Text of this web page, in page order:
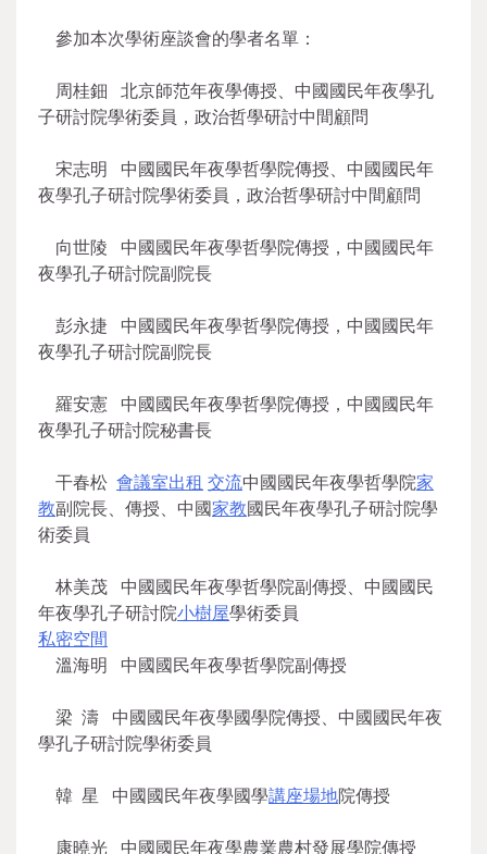
參加本次學術座談會的學者名單：
周桂鈿 北京師范年夜學傳授、中國國民年夜學孔
子研討院學術委員，政治哲學研討中間顧問
宋志明 中國國民年夜學哲學院傳授、中國國民年
夜學孔子研討院學術委員，政治哲學研討中間顧問
向世陵 中國國民年夜學哲學院傳授，中國國民年
夜學孔子研討院副院長
彭永捷 中國國民年夜學哲學院傳授，中國國民年
夜學孔子研討院副院長
羅安憲 中國國民年夜學哲學院傳授，中國國民年
夜學孔子研討院秘書長
干春松 會議室出租交流中國國民年夜學哲學院家
教副院長、傳授、中國家教國民年夜學孔子研討院學
術委員
林美茂 中國國民年夜學哲學院副傳授、中國國民
年夜學孔子研討院小樹屋學術委員
私密空間
溫海明 中國國民年夜學哲學院副傳授
梁 濤 中國國民年夜學國學院傳授、中國國民年夜
學孔子研討院學術委員
韓 星 中國國民年夜學國學講座場地院傳授
康曉光 中國國民年夜學農業農村發展學院傳授